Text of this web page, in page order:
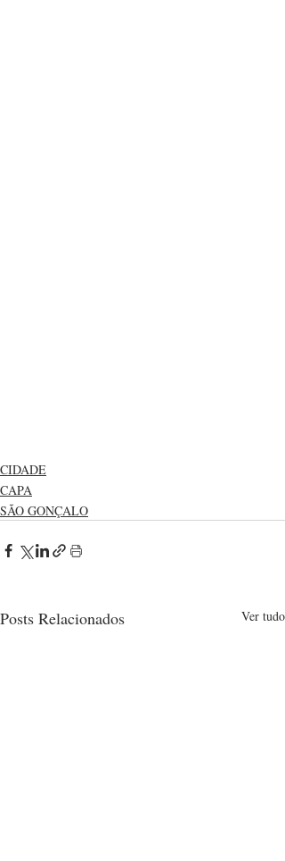
CIDADE
CAPA
SÃO GONÇALO
Posts Relacionados Ver tudo